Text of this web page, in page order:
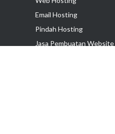
Email Hosting
Pindah Hosting
Jasa Pembuatan Website